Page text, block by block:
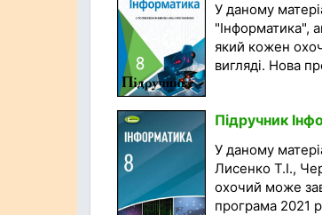
У даному
"Інформатика",
який кожен
вигляді. Нова
Підручник
У даному
Лисенко Т.І.,
охочий може
програма 2021